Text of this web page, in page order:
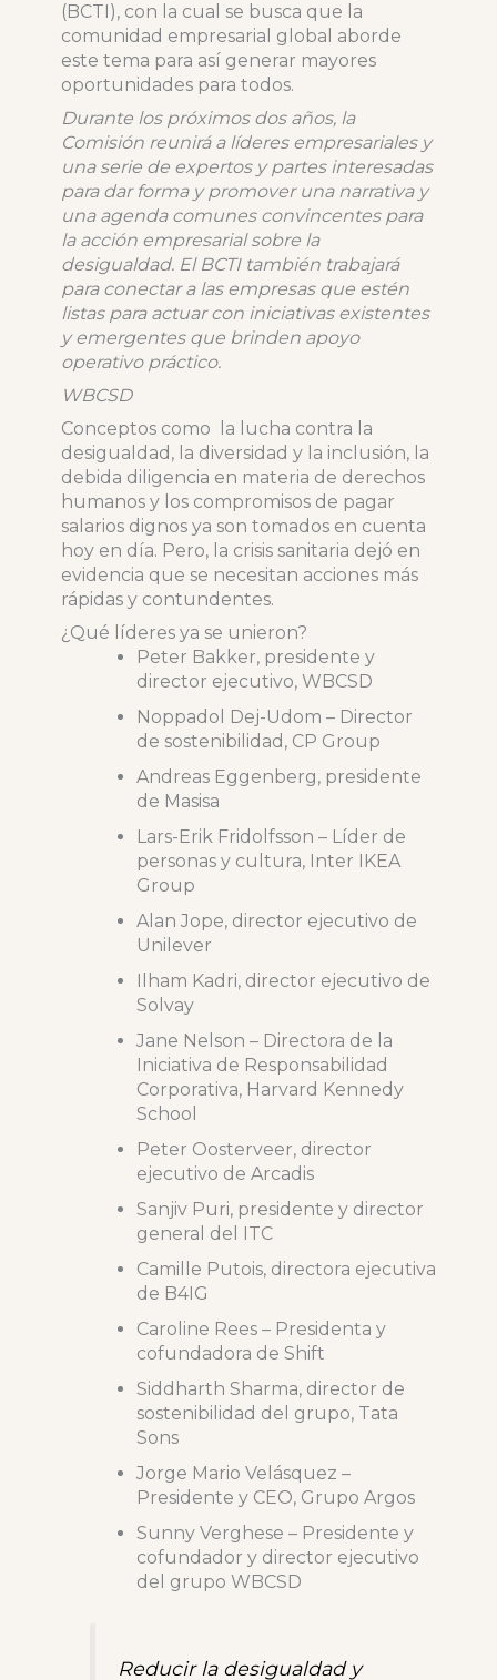
(BCTI), con la cual se busca que la
comunidad empresarial global aborde
este tema para así generar mayores
oportunidades para todos.
Durante los próximos dos años, la
Comisión reunirá a líderes empresariales y
una serie de expertos y partes interesadas
para dar forma y promover una narrativa y
una agenda comunes convincentes para
la acción empresarial sobre la
desigualdad. El BCTI también trabajará
para conectar a las empresas que estén
listas para actuar con iniciativas existentes
y emergentes que brinden apoyo
operativo práctico.
WBCSD
Conceptos como la lucha contra la
desigualdad, la diversidad y la inclusión, la
debida diligencia en materia de derechos
humanos y los compromisos de pagar
salarios dignos ya son tomados en cuenta
hoy en día. Pero, la crisis sanitaria dejó en
evidencia que se necesitan acciones más
rápidas y contundentes.
¿Qué líderes ya se unieron?
Peter Bakker, presidente y
director ejecutivo, WBCSD
Noppadol Dej-Udom – Director
de sostenibilidad, CP Group
Andreas Eggenberg, presidente
de Masisa
Lars-Erik Fridolfsson – Líder de
personas y cultura, Inter IKEA
Group
Alan Jope, director ejecutivo de
Unilever
Ilham Kadri, director ejecutivo de
Solvay
Jane Nelson – Directora de la
Iniciativa de Responsabilidad
Corporativa, Harvard Kennedy
School
Peter Oosterveer, director
ejecutivo de Arcadis
Sanjiv Puri, presidente y director
general del ITC
Camille Putois, directora ejecutiva
de B4IG
Caroline Rees – Presidenta y
cofundadora de Shift
Siddharth Sharma, director de
sostenibilidad del grupo, Tata
Sons
Jorge Mario Velásquez –
Presidente y CEO, Grupo Argos
Sunny Verghese – Presidente y
cofundador y director ejecutivo
del grupo WBCSD
Reducir la desigualdad y